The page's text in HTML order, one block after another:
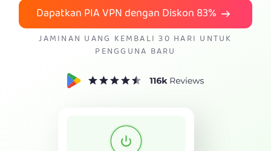
Dapatkan PIA VPN dengan Diskon83%
JAMINAN UANG KEMBALI 30 HARI UNTUK
PENGGUNA BARU